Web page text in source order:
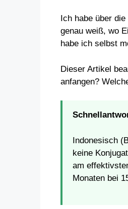
Ich habe über
genau weiß, wo
habe ich selbst
Dieser Artikel
anfangen?
Indonesisch
keine
am
Monaten bei